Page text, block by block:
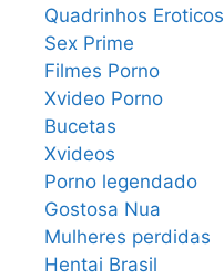
Quadrinhos Eroticos
Sex Prime
Filmes Porno
Xvideo Porno
Bucetas
Xvideos
Porno legendado
Gostosa Nua
Mulheres perdidas
Hentai Brasil